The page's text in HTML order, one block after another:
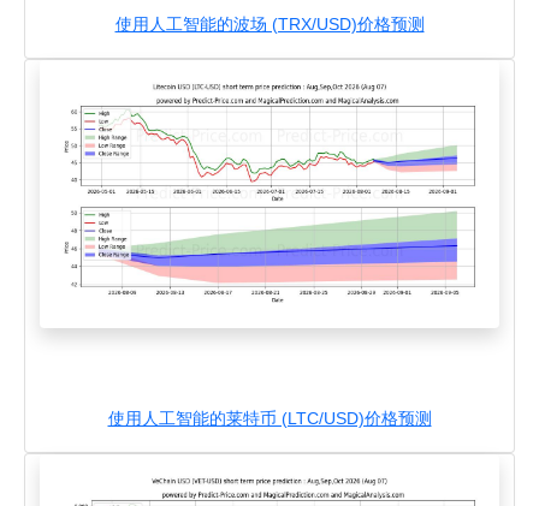
使用人工智能的波场 (TRX/USD)价格预测
使用人工智能的莱特币 (LTC/USD)价格预测